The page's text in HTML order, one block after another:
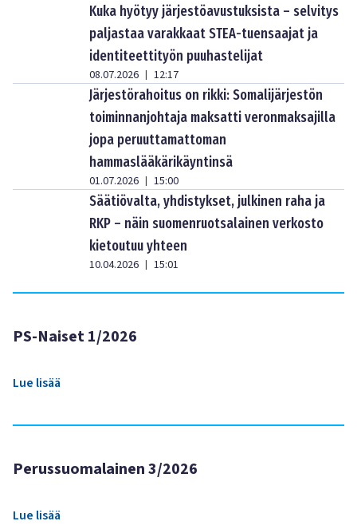
Kuka hyötyy järjestöavustuksista – selvitys
paljastaa varakkaat STEA-tuensaajat ja
identiteettityön puuhastelijat
08.07.2026 | 12:17
Järjestörahoitus on rikki: Somalijärjestön
toiminnanjohtaja maksatti veronmaksajilla
jopa peruuttamattoman
hammaslääkärikäyntinsä
01.07.2026 | 15:00
Säätiövalta, yhdistykset, julkinen raha ja
RKP – näin suomenruotsalainen verkosto
kietoutuu yhteen
10.04.2026 | 15:01
PS-Naiset 1/2026
Lue lisää
Perussuomalainen 3/2026
Lue lisää